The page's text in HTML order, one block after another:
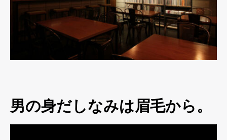
男の身だしなみは眉毛から。